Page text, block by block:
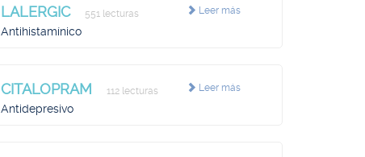
Leer más
LALERGIC 551 lecturas
Antihistamínico
Leer más
CITALOPRAM 112 lecturas
Antidepresivo